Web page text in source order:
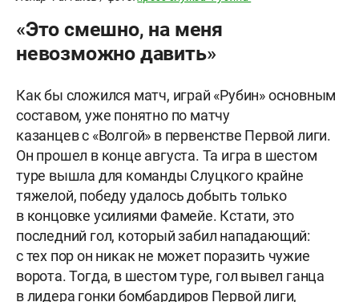
«Это смешно, на меня
невозможно давить»
Как бы сложился матч, играй «Рубин» основным
составом, уже понятно по матчу
казанцев с «Волгой» в первенстве Первой лиги.
Он прошел в конце августа. Та игра в шестом
туре вышла для команды Слуцкого крайне
тяжелой, победу удалось добыть только
в концовке усилиями Фамейе. Кстати, это
последний гол, который забил нападающий:
с тех пор он никак не может поразить чужие
ворота. Тогда, в шестом туре, гол вывел ганца
в лидера гонки бомбардиров Первой лиги,